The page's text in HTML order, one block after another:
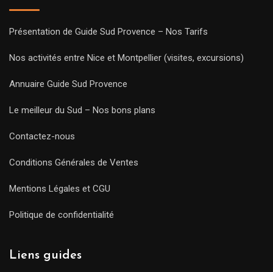
Présentation de Guide Sud Provence – Nos Tarifs
Nos activités entre Nice et Montpellier (visites, excursions)
Annuaire Guide Sud Provence
Le meilleur du Sud – Nos bons plans
Contactez-nous
Conditions Générales de Ventes
Mentions Légales et CGU
Politique de confidentialité
Liens guides